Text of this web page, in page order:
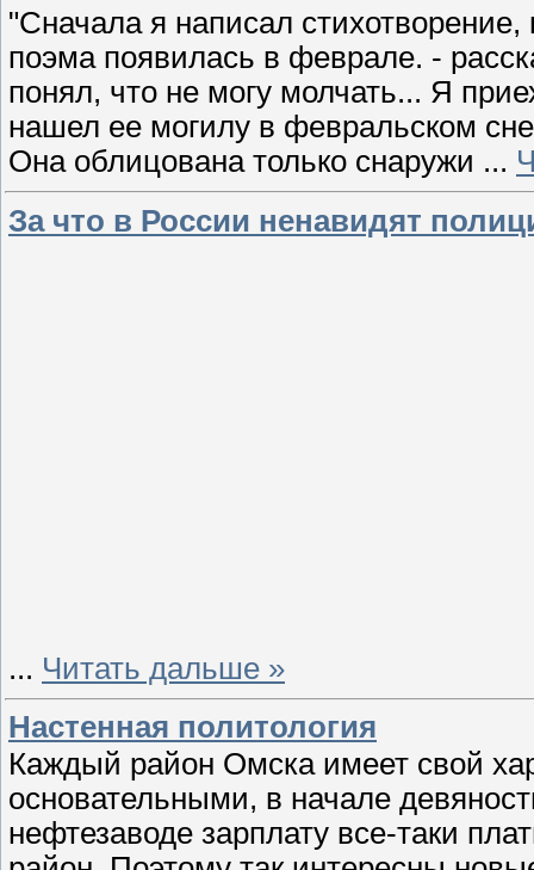
"Сначала я написал
поэма появилась в феврале. -
понял, что не могу молчать... Я
нашел ее могилу в февральском
Она облицована только снаружи ...
За что в России ненавидят
... Читать дальше »
Настенная политология
Каждый район Омска имеет свой
основательными, в начале
нефтезаводе зарплату все-таки